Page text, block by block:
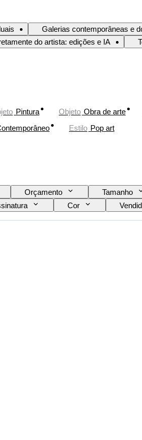
Galerias contemporâneas e
do artista: edições e IA
Pintura Objeto Obra de arte
Estilo Pop art
Orçamento Tamanho
Cor